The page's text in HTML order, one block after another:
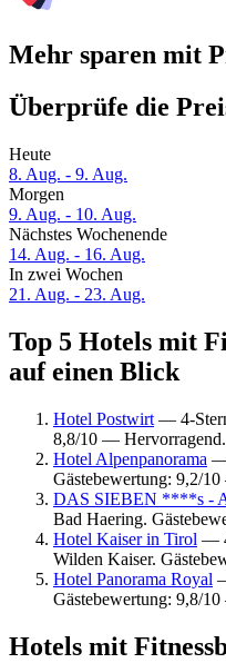
Mehr sparen mit
Überprüfe die
Heute
8. Aug. - 9. Aug.
Morgen
9. Aug. - 10. Aug.
Nächstes Wochenende
14. Aug. - 16. Aug.
In zwei Wochen
21. Aug. - 23. Aug.
Top 5 Hotels mit
auf einen Blick
Hotel Postwirt — 4-
8,8/10 — Hervorragend.
Hotel Alpenpanorama —
Gästebewertung: 9,2/
DAS SIEBEN ****s -
Bad Haering.
Hotel Kaiser in Tirol —
Wilden Kaiser.
Hotel Panorama Royal
Gästebewertung: 9,8/
Hotels mit